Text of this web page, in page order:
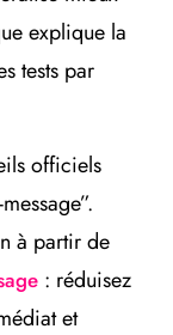
explique la
tests par
officiels
à partir de
: réduisez
et